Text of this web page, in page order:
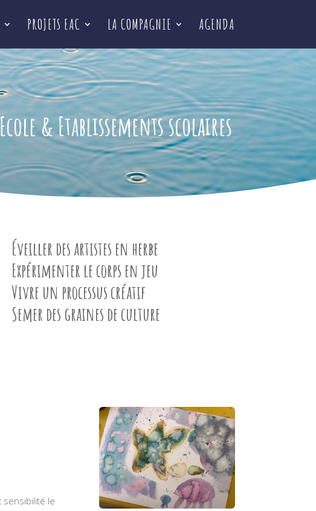
PROJETS EAC LA COMPAGNIE AGENDA
Ecole & Etablissements scolaires
Éveiller des artistes en herbe
Expérimenter le corps en jeu
Vivre un processus créatif
Semer des graines de culture
le